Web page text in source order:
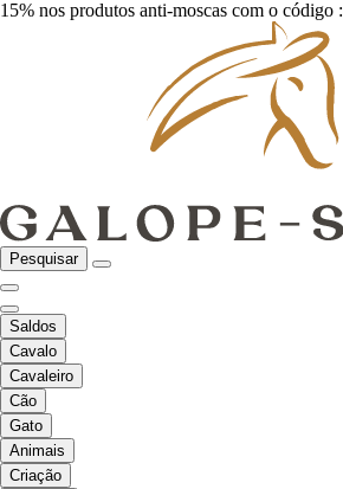
15% nos produtos anti-moscas com o código :
Pesquisar
Saldos
Cavalo
Cavaleiro
Cão
Gato
Animais
Criação